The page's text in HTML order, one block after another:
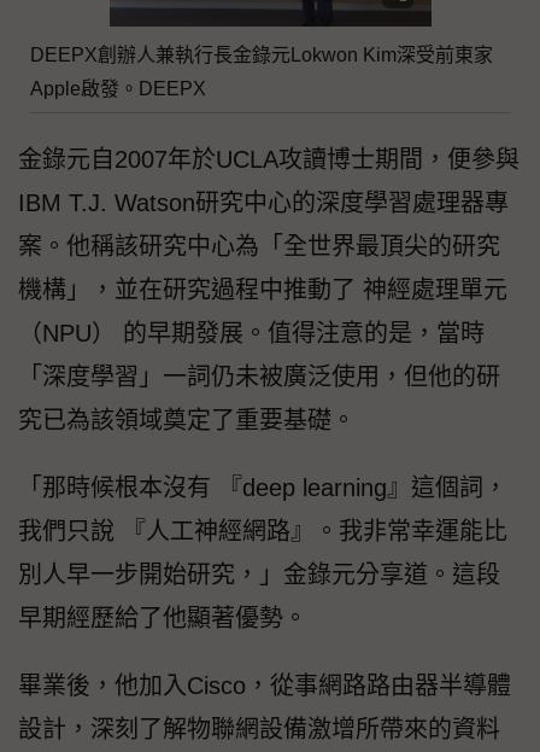
DEEPX創辦人兼執行長金錄元Lokwon Kim深受前東家
Apple啟發。DEEPX
金錄元自2007年於UCLA攻讀博士期間，便參與
IBM T.J. Watson研究中心的深度學習處理器專
案。他稱該研究中心為「全世界最頂尖的研究
機構」，並在研究過程中推動了 神經處理單元
（NPU） 的早期發展。值得注意的是，當時
「深度學習」一詞仍未被廣泛使用，但他的研
究已為該領域奠定了重要基礎。
「那時候根本沒有 『deep learning』這個詞，
我們只說 『人工神經網路』。我非常幸運能比
別人早一步開始研究，」金錄元分享道。這段
早期經歷給了他顯著優勢。
畢業後，他加入Cisco，從事網路路由器半導體
設計，深刻了解物聯網設備激增所帶來的資料